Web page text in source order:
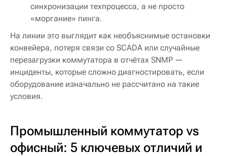
синхронизации техпроцесса, а не просто
«моргание» пинга.
На линии это выглядит как необъяснимые остановки
конвейера, потеря связи со SCADA или случайные
перезагрузки коммутатора в отчётах SNMP —
инциденты, которые сложно диагностировать, если
оборудование изначально не рассчитано на такие
условия.
Промышленный коммутатор vs
офисный: 5 ключевых отличий и